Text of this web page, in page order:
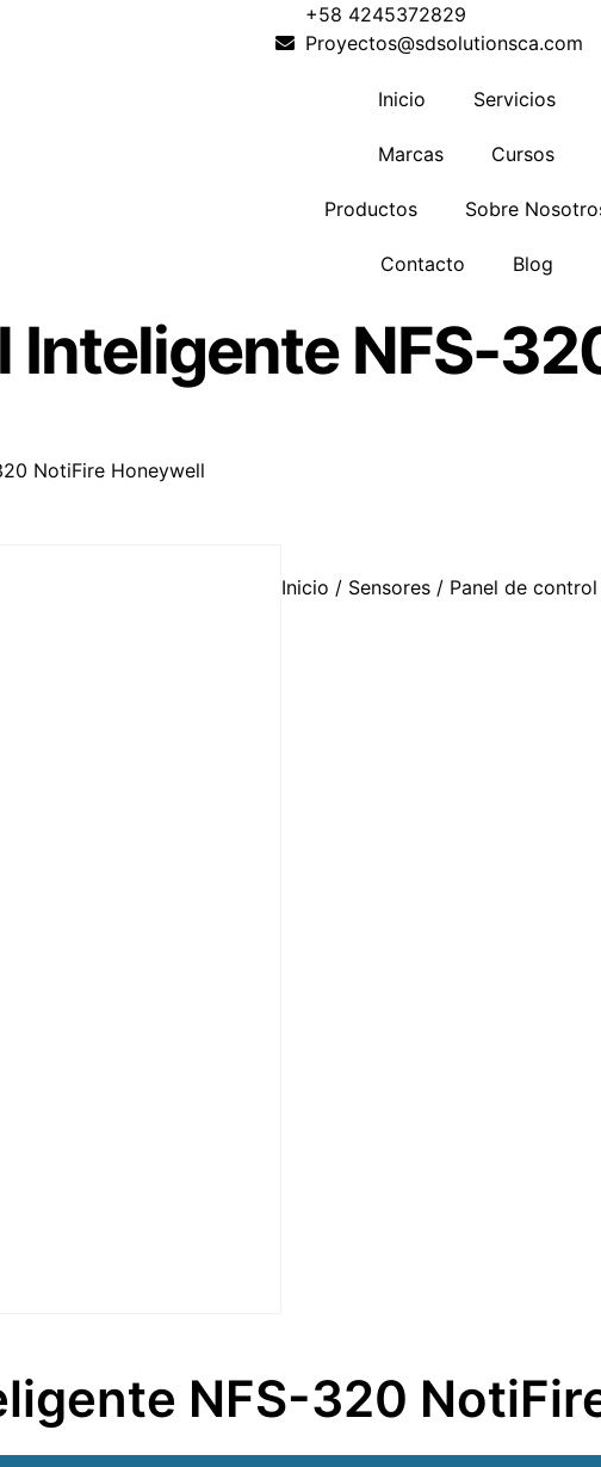
+58 4245372829
Proyectos@sdsolutionsca.com
Inicio Servicios
Marcas Cursos
Productos Sobre
Contacto Blog
Inteligente NFS-
NotiFire Honeywell
Inicio / Sensores / Panel de
NFS-320